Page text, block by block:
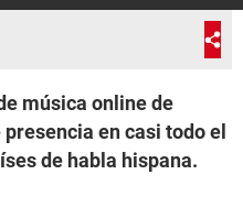
música online de
en casi todo el
de habla hispana.